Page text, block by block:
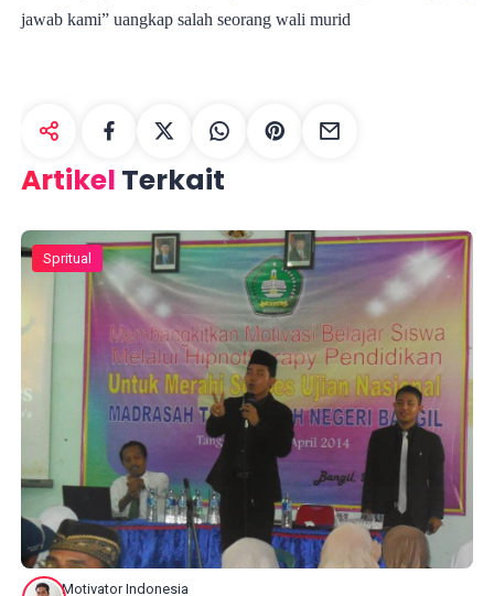
jawab kami” uangkap salah seorang wali murid
Artikel Terkait
Spritual
Motivator Indonesia